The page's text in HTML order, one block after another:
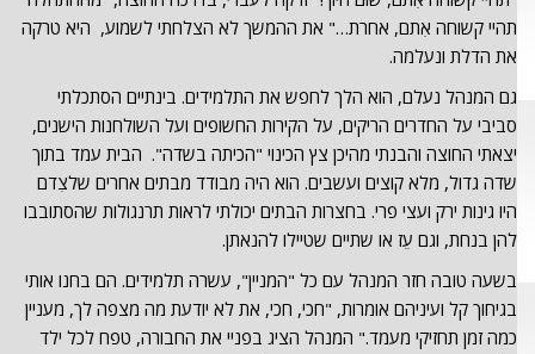
תהיי קשוחה אִתם, אחרת…" את ההמשך לא הצלחתי לשמוע, היא טרקה
את הדלת ונעלמה.
גם המנהל נעלם, הוא הלך לחפש את התלמידים. בינתיים הסתכלתי
סביבי על החדרים הריקים, על הקירות החשופים ועל השולחנות הישנים,
יצאתי החוצה והבנתי מהיכן צץ הכינוי "הכיתה בשדה". הבית עמד בתוך
שדה גדול, מלא קוצים ועשבים. הוא היה מבודד מבתים אחרים שלצִדם
היו גינות ירק ועצי פרי. בחצרות הבתים יכולתי לראות תרנגולות שהסתובבו
להן בנחת, וגם עֵז או שתיים שטיילו להנאתן.
בשעה טובה חזר המנהל עם כל "המניין", עשרה תלמידים. הם בחנו אותי
בגיחוך קל ועיניהם אומרות, "חכי, חכי, את לא יודעת מה מצפה לך, מעניין
כמה זמן תחזיקי מעמד." המנהל הציג בפניי את החבורה, טפח לכל ילד